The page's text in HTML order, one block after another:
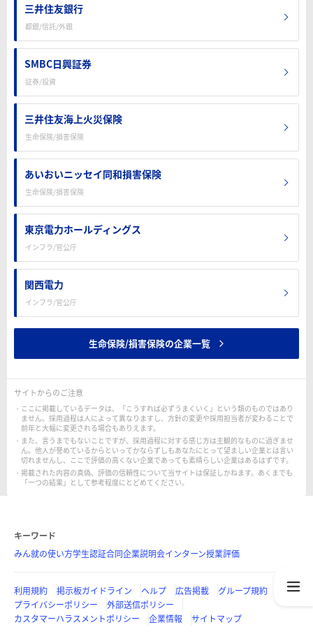
三井住友銀行
都銀/信託/外銀
SMBC日興証券
証券/投資
三井住友海上火災保険
生命保険/損害保険
あいおいニッセイ同和損害保険
生命保険/損害保険
東京電力ホールディングス
インフラ/官公庁
関西電力
インフラ/官公庁
生命保険/損害保険の企業一覧
サイトからのご注意
ここに掲載しているデータは、「こうすれば必ずうまくいく」という類のものではあり
ません。採用過程は人によって異なりますし、方針の変更や採用担当者が変わることで
前年と大幅に変更される場合もありえます。
また、言うまでもないことですが、採用過程に対する感じ方は主観的なものに過ぎませ
ん。他人が誉めているからといってかならずしもあなたにとって望ましい企業とは言い
切れませんし、ここで評価の高くない企業であっても素晴らしい企業はあるはずです。
掲載された内容の真偽、評価の信頼性について当サイトは保証しかねます。あくまでも
「一つの結果」として参考程度にとどめてください。
キーワード
みん就の使い方学生認証合同企業説明会インターン授業評価
利用規約 掲示板ガイドライン ヘルプ 広告掲載
グループ規約
プライバシーポリシー
外部送信ポリシー
カスタマーハラスメントポリシー
企業情報 サイトマップ